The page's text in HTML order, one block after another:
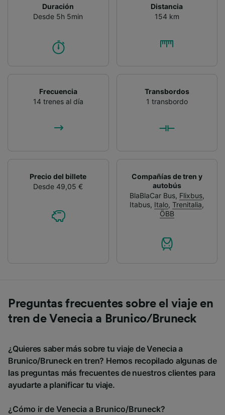
Duración
Desde 5h 5min
Distancia
154 km
Frecuencia
14 trenes al día
Transbordos
1 transbordo
Precio del billete
Desde 49,05 €
Compañías de tren y
autobús
BlaBlaCar Bus, Flixbus,
Itabus, Italo,Trenitalia,
ÖBB
Preguntas frecuentes sobre el viaje en
tren de Venecia a Brunico/Bruneck
¿Quieres saber más sobre tu viaje de Venecia a
Brunico/Bruneck en tren? Hemos recopilado algunas de
las preguntas más frecuentes de nuestros clientes para
ayudarte a planificar tu viaje.
¿Cómo ir de Venecia a Brunico/Bruneck?